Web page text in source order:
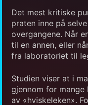
Det mest kritiske
praten inne på
overgangene. Når
til en annen, eller
fra laboratoriet til
Studien viser at i
gjennom for mange
av «hviskeleken».